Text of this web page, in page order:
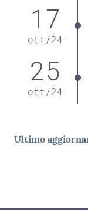
17
ott /24
25
ott /24
Ultimo